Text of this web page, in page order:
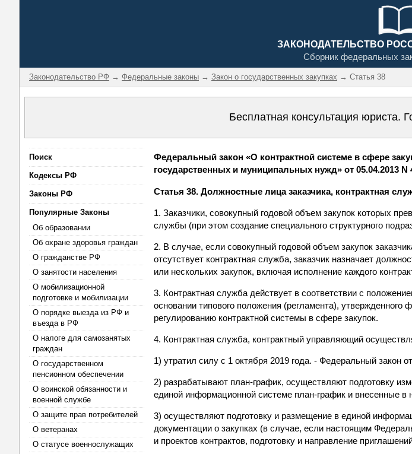
ЗАКОНОДАТЕЛЬСТВО
Сборник федеральных
Законодательство РФ → Федеральные законы → Закон о государственных закупках → Статья 38
Бесплатная консультация юриста.
Поиск
Кодексы РФ
Законы РФ
Популярные Законы
Об образовании
Об охране здоровья граждан
О гражданстве РФ
О занятости населения
О мобилизационной
подготовке и мобилизации
О порядке выезда из РФ и
въезда в РФ
О налоге для самозанятых
граждан
О государственном
пенсионном обеспечении
О воинской обязанности и
военной службе
О защите прав потребителей
О ветеранах
О статусе военнослужащих
Федеральный закон «О контрактной системе в сфере
государственных и муниципальных нужд» от 05.04.2013 N
Статья 38. Должностные лица заказчика, контрактная
1. Заказчики, совокупный годовой объем закупок которых
службы (при этом создание специального структурного
2. В случае, если совокупный годовой объем закупок
отсутствует контрактная служба, заказчик назначает
или нескольких закупок, включая исполнение каждого
3. Контрактная служба действует в соответствии с
основании типового положения (регламента),
регулированию контрактной системы в сфере закупок.
4. Контрактная служба, контрактный управляющий
1) утратил силу с 1 октября 2019 года. - Федеральный закон
2) разрабатывают план-график, осуществляют подготовку
единой информационной системе план-график и внесенные в
3) осуществляют подготовку и размещение в единой
документации о закупках (в случае, если настоящим
и проектов контрактов, подготовку и направление